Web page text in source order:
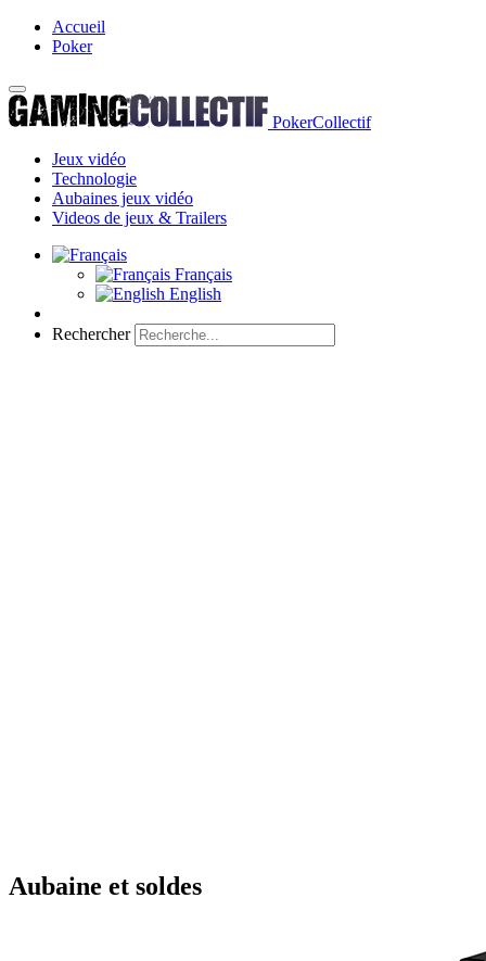
Accueil
Poker
PokerCollectif
Jeux vidéo
Technologie
Aubaines jeux vidéo
Videos de jeux & Trailers
Français
English
Rechercher
Aubaine et soldes